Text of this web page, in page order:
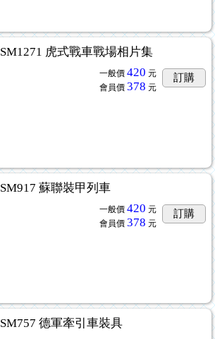
SM1271 虎式戰車戰場相片集
一般價 420 元
會員價 378 元
訂購
SM917 蘇聯裝甲列車
一般價 420 元
會員價 378 元
訂購
SM757 德軍牽引車裝具